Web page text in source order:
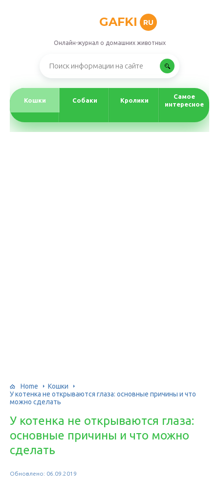
GAFKI RU
Онлайн-журнал о домашних животных
Кошки Собаки Кролики
Самое
интересное
Home
Кошки
У котенка не открываются глаза: основные причины и что
можно сделать
У котенка не открываются глаза:
основные причины и что можно
сделать
Обновлено: 06.09.2019